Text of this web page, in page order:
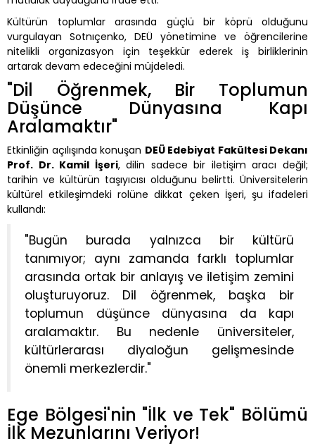
Kültürün toplumlar arasında güçlü bir köprü olduğunu
vurgulayan Sotnıçenko, DEÜ yönetimine ve öğrencilerine
nitelikli organizasyon için teşekkür ederek iş birliklerinin
artarak devam edeceğini müjdeledi.
"Dil Öğrenmek, Bir Toplumun
Düşünce Dünyasına Kapı
Aralamaktır"
Etkinliğin açılışında konuşan DEÜ Edebiyat Fakültesi Dekanı
Prof. Dr. Kamil İşeri, dilin sadece bir iletişim aracı değil;
tarihin ve kültürün taşıyıcısı olduğunu belirtti. Üniversitelerin
kültürel etkileşimdeki rolüne dikkat çeken İşeri, şu ifadeleri
kullandı:
"Bugün burada yalnızca bir kültürü
tanımıyor; aynı zamanda farklı toplumlar
arasında ortak bir anlayış ve iletişim zemini
oluşturuyoruz. Dil öğrenmek, başka bir
toplumun düşünce dünyasına da kapı
aralamaktır. Bu nedenle üniversiteler,
kültürlerarası diyaloğun gelişmesinde
önemli merkezlerdir."
Ege Bölgesi'nin "İlk ve Tek" Bölümü
İlk Mezunlarını Veriyor!